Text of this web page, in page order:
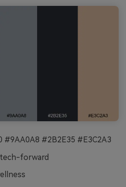
#9AA0A8 #2B2E35 #E3C2A3
forward